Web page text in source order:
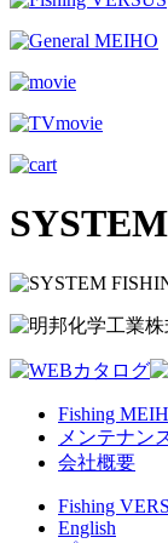
Fishing
メンテナン
会社概要
Fishing
English